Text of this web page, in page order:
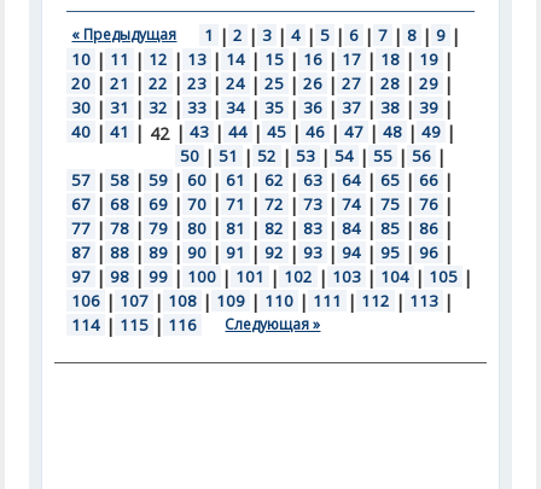
« Предыдущая 1 | 2 | 3 | 4 | 5 | 6 | 7 | 8 | 9 |
10 | 11 | 12 | 13 | 14 | 15 | 16 | 17 | 18 | 19 |
20 | 21 | 22 | 23 | 24 | 25 | 26 | 27 | 28 | 29 |
30 | 31 | 32 | 33 | 34 | 35 | 36 | 37 | 38 | 39 |
40 | 41 | 42 | 43 | 44 | 45 | 46 | 47 | 48 | 49 |
50 | 51 | 52 | 53 | 54 | 55 | 56 |
57 | 58 | 59 | 60 | 61 | 62 | 63 | 64 | 65 | 66 |
67 | 68 | 69 | 70 | 71 | 72 | 73 | 74 | 75 | 76 |
77 | 78 | 79 | 80 | 81 | 82 | 83 | 84 | 85 | 86 |
87 | 88 | 89 | 90 | 91 | 92 | 93 | 94 | 95 | 96 |
97 | 98 | 99 | 100 | 101 | 102 | 103 | 104 | 105 |
106 | 107 | 108 | 109 | 110 | 111 | 112 | 113 |
114 | 115 | 116 Следующая »